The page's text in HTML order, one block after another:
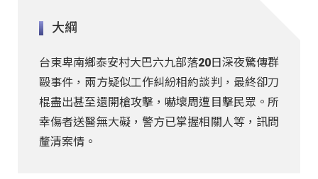
大綱
台東卑南鄉泰安村大巴六九部落20日深夜驚傳群
毆事件，兩方疑似工作糾紛相約談判，最終卻刀
棍盡出甚至還開槍攻擊，嚇壞周遭目擊民眾。所
幸傷者送醫無大礙，警方已掌握相關人等，訊問
釐清案情。